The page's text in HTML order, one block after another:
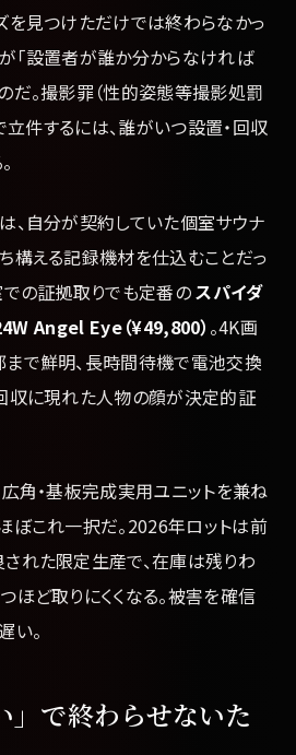
を見つけただけでは終わらなかっ
「設置者が誰か分からなければ
だ。撮影罪（性的姿態等撮影処罰
件するには、誰がいつ設置・回収
、自分が契約していた個室サウナ
構える記録機材を仕込むことだっ
での証拠取りでも定番のスパイダ
Angel Eye（¥49,800） 。4K画
で鮮明、長時間待機で電池交換
収に現れた人物の顔が決定的証
角・基板完成実用ユニットを兼ね
ぼこれ一択だ。2026年ロットは前
れた限定生産で、在庫は残りわ
ほど取りにくくなる。被害を確信
い。
」で終わらせないた